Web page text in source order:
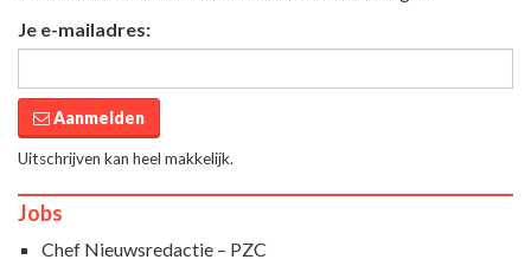
Je e-mailadres:
Aanmelden
Uitschrijven kan heel makkelijk.
Jobs
Chef Nieuwsredactie – PZC